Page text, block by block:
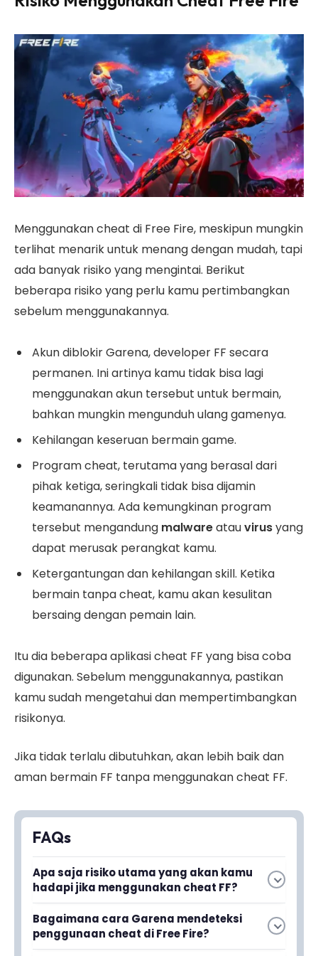
Menggunakan cheat di Free Fire, meskipun mungkin
terlihat menarik untuk menang dengan mudah, tapi
ada banyak risiko yang mengintai. Berikut
beberapa risiko yang perlu kamu pertimbangkan
sebelum menggunakannya.
Akun diblokir Garena, developer FF secara
permanen. Ini artinya kamu tidak bisa lagi
menggunakan akun tersebut untuk bermain,
bahkan mungkin mengunduh ulang gamenya.
Kehilangan keseruan bermain game.
Program cheat, terutama yang berasal dari
pihak ketiga, seringkali tidak bisa dijamin
keamanannya. Ada kemungkinan program
tersebut mengandung malwareatauvirusyang
dapat merusak perangkat kamu.
Ketergantungan dan kehilangan skill. Ketika
bermain tanpa cheat, kamu akan kesulitan
bersaing dengan pemain lain.
Itu dia beberapa aplikasi cheat FF yang bisa coba
digunakan. Sebelum menggunakannya, pastikan
kamu sudah mengetahui dan mempertimbangkan
risikonya.
Jika tidak terlalu dibutuhkan, akan lebih baik dan
aman bermain FF tanpa menggunakan cheat FF.
FAQs
Apa saja risiko utama yang akan kamu
hadapi jika menggunakan cheat FF?
Baca juga Bocoran Mystery Shop FF
Oktober 2023, Ada Bundle Zenitsu
Bagaimana cara Garena mendeteksi
penggunaan cheat di Free Fire?